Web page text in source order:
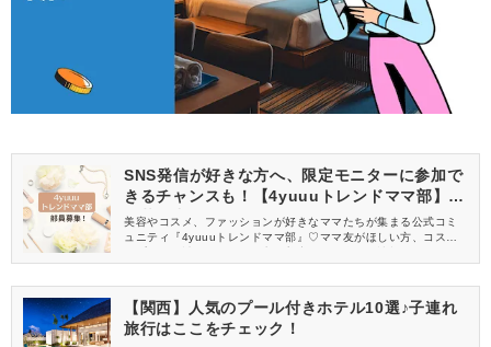
SNS発信が好きな方へ、限定モニターに参加で
きるチャンスも！【4yuuuトレンドママ部】部
員募集中
美容やコスメ、ファッションが好きなママたちが集まる公式コミ
ュニティ『4yuuuトレンドママ部』♡ママ友がほしい方、コスメサ
信してくれる方を募集しています！
【関西】人気のプール付きホテル10選♪子連れ
旅行はここをチェック！